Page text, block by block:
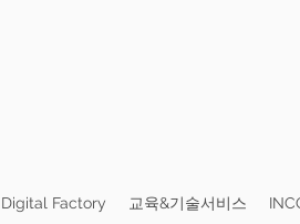
Digital Factory 교육&기술서비스